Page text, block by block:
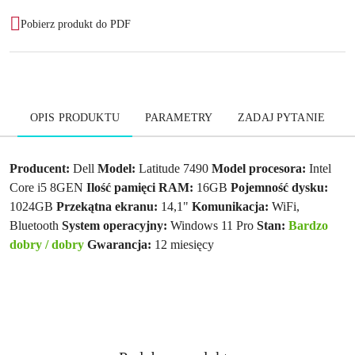
Pobierz produkt do PDF
OPIS PRODUKTU PARAMETRY ZADAJ PYTANIE
Producent: Dell Model: Latitude 7490 Model procesora: Intel
Core i5 8GEN Ilość pamięci RAM: 16GB Pojemność dysku:
1024GB Przekątna ekranu: 14,1" Komunikacja: WiFi,
Bluetooth System operacyjny: Windows 11 Pro Stan: Bardzo
dobry / dobry Gwarancja: 12 miesięcy